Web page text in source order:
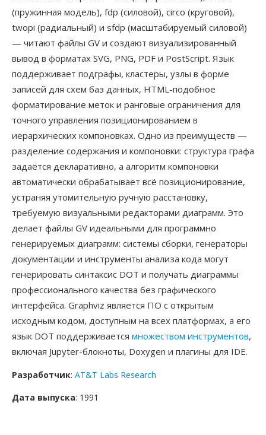
(пружинная модель), fdp (силовой), circo (круговой),
twopi (радиальный) и sfdp (масштабируемый силовой)
— читают файлы GV и создают визуализированный
вывод в форматах SVG, PNG, PDF и PostScript. Язык
поддерживает подграфы, кластеры, узлы в форме
записей для схем баз данных, HTML-подобное
форматирование меток и ранговые ограничения для
точного управления позиционированием в
иерархических компоновках. Одно из преимуществ —
разделение содержания и компоновки: структура графа
задаётся декларативно, а алгоритм компоновки
автоматически обрабатывает всё позиционирование,
устраняя утомительную ручную расстановку,
требуемую визуальными редакторами диаграмм. Это
делает файлы GV идеальными для программно
генерируемых диаграмм: системы сборки, генераторы
документации и инструменты анализа кода могут
генерировать синтаксис DOT и получать диаграммы
профессионального качества без графического
интерфейса. Graphviz является ПО с открытым
исходным кодом, доступным на всех платформах, а его
язык DOT поддерживается множеством инструментов,
включая Jupyter-блокноты, Doxygen и плагины для IDE.
Разработчик: AT&T Labs Research
Дата выпуска: 1991